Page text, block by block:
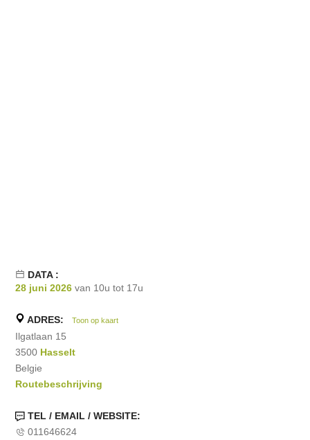
DATA :
28 juni 2026 van 10u tot 17u
ADRES: Toon op kaart
Ilgatlaan 15
3500 Hasselt
Belgie
Routebeschrijving
TEL / EMAIL / WEBSITE:
011646624